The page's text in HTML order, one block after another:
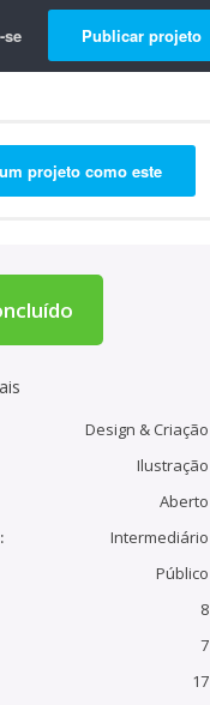
se Publicar projeto
projeto como este
Design & Criação
Ilustração
Aberto
Intermediário
Público
8
7
17